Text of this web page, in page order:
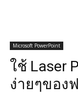
Microsoft PowerPoint
ใช้ Laser
ง่ายๆของ